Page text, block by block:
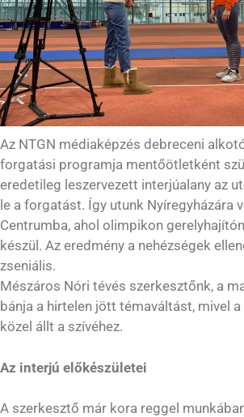
Az NTGN médiaképzés debreceni
forgatási programja mentőötletként
eredetileg leszervezett interjúalany az
le a forgatást. Így utunk Nyíregyházára
Centrumba, ahol olimpikon
készül. Az eredmény a nehézségek
zseniális.
Mészáros Nóri tévés szerkesztőnk, a
bánja a hirtelen jött témaváltást, mivel
közel állt a szívéhez.
Az interjú előkészületei
A szerkesztő már kora reggel